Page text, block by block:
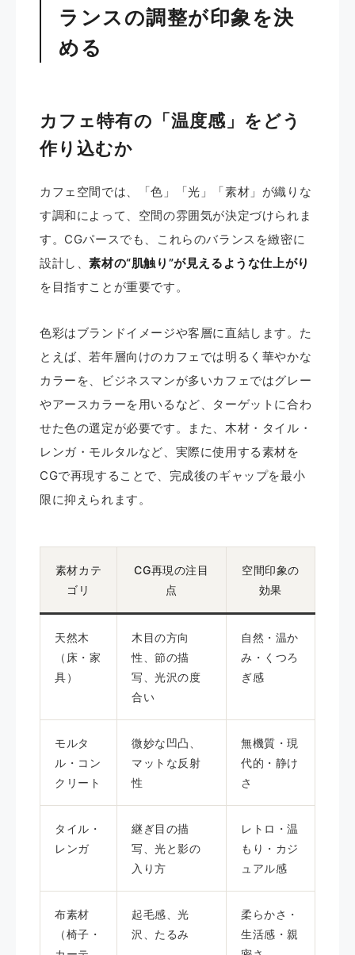
ランスの調整が印象を決
める
カフェ特有の「温度感」をどう
作り込むか
カフェ空間では、「色」「光」「素材」が織りな
す調和によって、空間の雰囲気が決定づけられま
す。CGパースでも、これらのバランスを緻密に
設計し、素材の“肌触り”が見えるような仕上がり
を目指すことが重要です。
色彩はブランドイメージや客層に直結します。た
とえば、若年層向けのカフェでは明るく華やかな
カラーを、ビジネスマンが多いカフェではグレー
やアースカラーを用いるなど、ターゲットに合わ
せた色の選定が必要です。また、木材・タイル・
レンガ・モルタルなど、実際に使用する素材を
CGで再現することで、完成後のギャップを最小
限に抑えられます。
素材カテ
ゴリ
CG再現の注目
点
空間印象の
効果
天然木
（床・家
具）
木目の方向
性、節の描
写、光沢の度
合い
自然・温か
み・くつろ
ぎ感
モルタ
ル・コン
クリート
微妙な凹凸、
マットな反射
性
無機質・現
代的・静け
さ
タイル・
レンガ
継ぎ目の描
写、光と影の
入り方
レトロ・温
もり・カジ
ュアル感
布素材
（椅子・
起毛感、光
沢、たるみ
柔らかさ・
生活感・親